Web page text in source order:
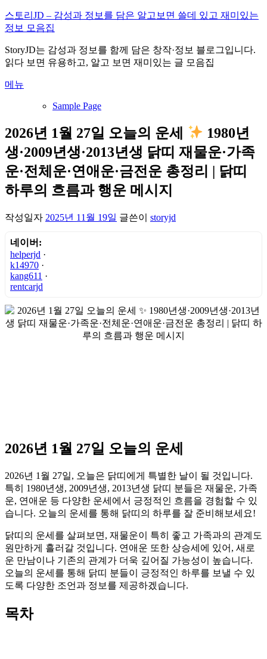
내
용
로
바
가
스토리JD – 감성과 정보를 담은 알고보면 쓸데 있고 재미있는
정보 모음집
StoryJD는 감성과 정보를 함께 담은 창작·정보 블로그입니다.
읽다 보면 유용하고, 알고 보면 재미있는 글 모음집
메뉴
Sample Page
2026년 1월 27일 오늘의 운세
1980년
생·2009년생·2013년생 닭띠 재물운·가족
운·전체운·연애운·금전운 총정리 | 닭띠
하루의 흐름과 행운 메시지
작성일자 2025년 11월 19일 글쓴이 storyjd
네이버:
helperjd ·
k14970 ·
kang611 ·
rentcarjd
2026년 1월 27일 오늘의 운세
2026년 1월 27일, 오늘은 닭띠에게 특별한 날이 될 것입니다.
특히 1980년생, 2009년생, 2013년생 닭띠 분들은 재물운, 가족
운, 연애운 등 다양한 운세에서 긍정적인 흐름을 경험할 수 있
습니다. 오늘의 운세를 통해 닭띠의 하루를 잘 준비해보세요!
닭띠의 운세를 살펴보면, 재물운이 특히 좋고 가족과의 관계도
원만하게 흘러갈 것입니다. 연애운 또한 상승세에 있어, 새로
운 만남이나 기존의 관계가 더욱 깊어질 가능성이 높습니다.
오늘의 운세를 통해 닭띠 분들이 긍정적인 하루를 보낼 수 있
도록 다양한 조언과 정보를 제공하겠습니다.
목차